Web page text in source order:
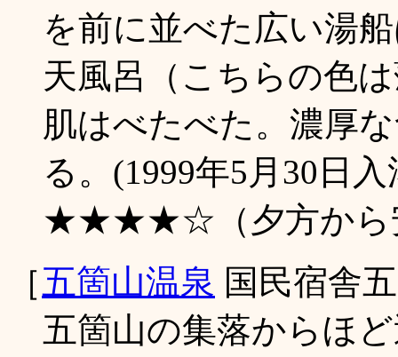
を前に並べた広い湯
天風呂（こちらの色
肌はべたべた。濃厚
る。(1999年5月30日入
★★★★☆（夕方から
［五箇山温泉 国民宿舎
五箇山の集落からほ